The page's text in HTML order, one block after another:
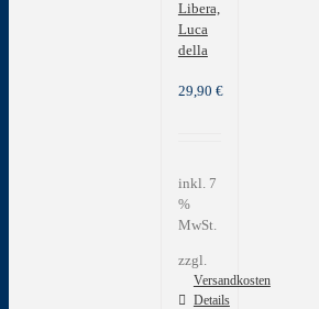
Libera,
Luca
della
29,90 €
inkl. 7
%
MwSt.
zzgl.
Versandkosten
Details